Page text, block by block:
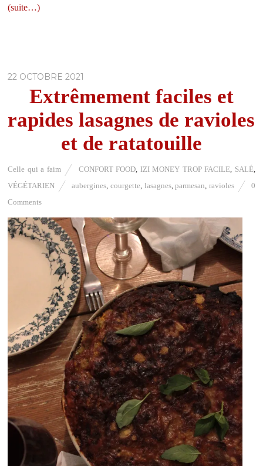
(suite…)
22 OCTOBRE 2021
Extrêmement faciles et
rapides lasagnes de ravioles
et de ratatouille
Celle qui a faim CONFORT FOOD, IZI MONEY TROP FACILE, SALÉ,
VÉGÉTARIEN
aubergines, courgette, lasagnes,parmesan, ravioles
0
Comments